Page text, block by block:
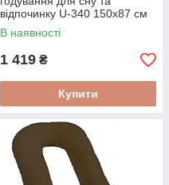
відпочинку U-340 150х87 см
Помаранчева
В наявності
1 419 ₴
Купити